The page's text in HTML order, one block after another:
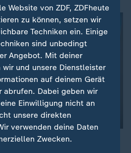
Emanuel Richter zur
Website von ZDF, ZDFheute
zu können, setzen wir
Techniken ein. Einige
sind unbedingt
Angebot. Mit deiner
und unsere Dienstleister
auf deinem Gerät
Dabei geben wir
Einwilligung nicht an
unsere direkten
verwenden deine Daten
Zwecken.